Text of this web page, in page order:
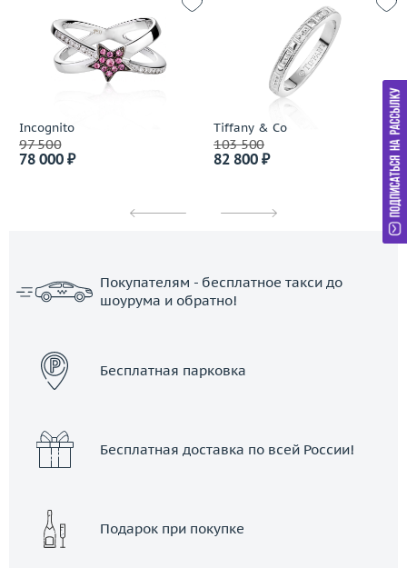
Incognito
97 500
78 000 ₽
Tiffany & Co
103 500
82 800 ₽
Покупателям - бесплатное такси до
шоурума и обратно!
Бесплатная парковка
Бесплатная доставка по всей России!
Подарок при покупке